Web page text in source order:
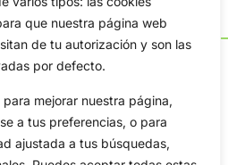
que nuestra página web
de tu autorización y son las
por defecto.
mejorar nuestra página,
a tus preferencias, o para
ajustada a tus búsquedas,
información del golf
en directo, vídeos, noticias,
Ryder Cup, DP World Tour, LPGA